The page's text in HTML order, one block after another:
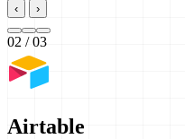
‹ ›
02 / 03
Airtable